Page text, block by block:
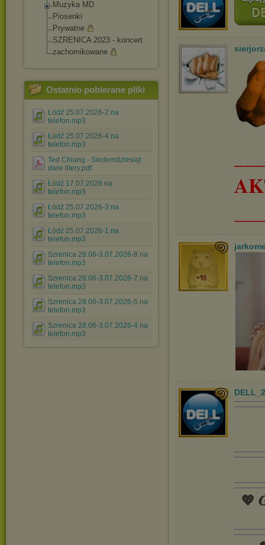
Muzyka MD
Piosenki
Prywatne
SZRENICA 2023 - koncert
zachomikowane
Ostatnio pobierane pliki
Łódź 25.07.2026-2 na
telefon.mp3
Łódź 25.07.2026-4 na
telefon.mp3
Ted Chiang - Siedemdziesiąt
dwie litery.pdf
Łódź 17.07.2026 na
telefon.mp3
Łódź 25.07.2026-3 na
telefon.mp3
Łódź 25.07.2026-1 na
telefon.mp3
Szrenica 28.06-3.07.2026-8 na
telefon.mp3
Szrenica 28.06-3.07.2026-7 na
telefon.mp3
Szrenica 28.06-3.07.2026-5 na
telefon.mp3
Szrenica 28.06-3.07.2026-4 na
telefon.mp3
💖